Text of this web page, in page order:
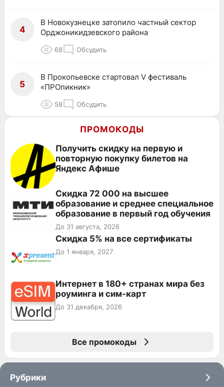
4
В Новокузнецке затопило частный сектор
Орджоникидзевского района
68 Обсудить
5
В Прокопьевске стартовал V фестиваль
«ПРОпикник»
58 Обсудить
ПРОМОКОДЫ
Получить скидку на первую и
повторную покупку билетов на
Яндекс Афише
Скидка 72 000 на высшее
образование и среднее специальное
образование в первый год обучения
До 31 августа, 2026
Скидка 5% на все сертификаты
До 1 января, 2027
Интернет в 180+ странах мира без
роуминга и сим-карт
До 31 декабря, 2026
Все промокоды
Рубрики